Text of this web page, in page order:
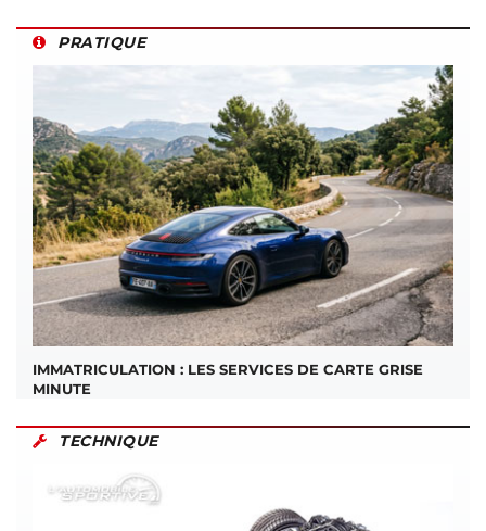
PRATIQUE
IMMATRICULATION : LES SERVICES DE CARTE GRISE
MINUTE
TECHNIQUE